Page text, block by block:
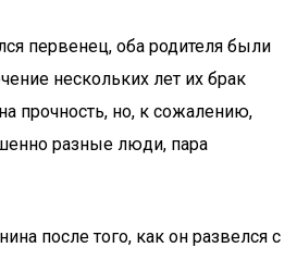
первенец, оба родителя были
нескольких лет их брак
прочность, но, к сожалению,
разные люди, пара
после того, как он развелся с